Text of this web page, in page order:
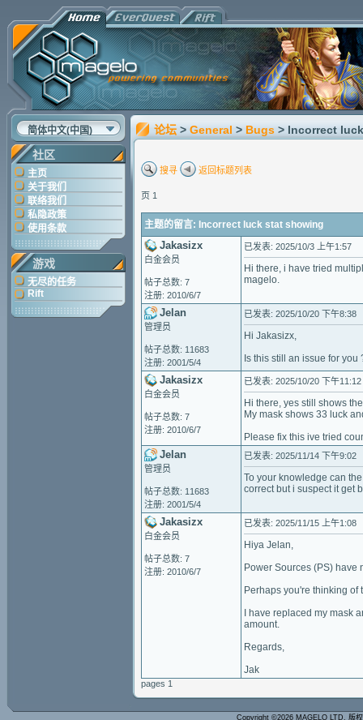
简体中文(中国)
社区
主页
关于我们
联络我们
私隐政策
使用条款
游戏
无尽的任务
Rift
论坛 > General > Bugs > Incorrect
搜寻 返回标题列表
页 1
主题的留言: Incorrect luck stat showing
Jakasizx
白金会员
帖子总数: 7
注册: 2010/6/7
已发表: 2025/10/3 上午1:57
Hi there, i have tried
magelo.
Jelan
管理员
帖子总数: 11683
注册: 2001/5/4
已发表: 2025/10/20 下午8:38
Hi Jakasizx,
Is this still an issue for you
Jakasizx
白金会员
帖子总数: 7
注册: 2010/6/7
已发表: 2025/10/20 下午11:12
Hi there, yes still shows
My mask shows 33 luck
Please fix this ive tried
Jelan
管理员
帖子总数: 11683
注册: 2001/5/4
已发表: 2025/11/14 下午9:02
To your knowledge can
correct but i suspect it get
Jakasizx
白金会员
帖子总数: 7
注册: 2010/6/7
已发表: 2025/11/15 上午1:08
Hiya Jelan,
Power Sources (PS) have
Perhaps you're thinking of
I have replaced my mask
amount.
Regards,
Jak
pages 1
Copyright ©2026 MAGELO LTD. 版